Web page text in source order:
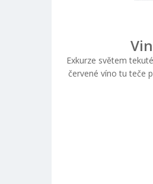
Exkurze světem
červené víno tu teče